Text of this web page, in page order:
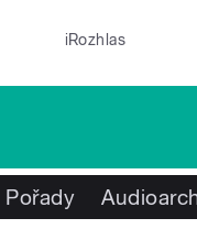
iRozhlas
Pořady